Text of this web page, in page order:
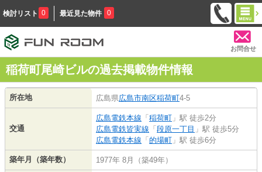
検討リスト 0 最近見た物件 0
お問合せ
稲荷町尾崎ビルの過去掲載物件情報
所在地 広島県広島市南区稲荷町4-5
交通
広島電鉄本線 「 稲荷町 」駅 徒歩2分
広島電鉄皆実線 「 段原一丁目 」駅 徒歩5分
広島電鉄本線 「 的場町 」駅 徒歩6分
築年月（築年数） 1977年 8月（築49年）